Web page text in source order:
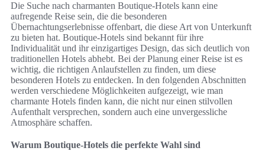
Die Suche nach charmanten Boutique-Hotels kann eine
aufregende Reise sein, die die besonderen
Übernachtungserlebnisse offenbart, die diese Art von Unterkunft
zu bieten hat. Boutique-Hotels sind bekannt für ihre
Individualität und ihr einzigartiges Design, das sich deutlich von
traditionellen Hotels abhebt. Bei der Planung einer Reise ist es
wichtig, die richtigen Anlaufstellen zu finden, um diese
besonderen Hotels zu entdecken. In den folgenden Abschnitten
werden verschiedene Möglichkeiten aufgezeigt, wie man
charmante Hotels finden kann, die nicht nur einen stilvollen
Aufenthalt versprechen, sondern auch eine unvergessliche
Atmosphäre schaffen.
Warum Boutique-Hotels die perfekte Wahl sind